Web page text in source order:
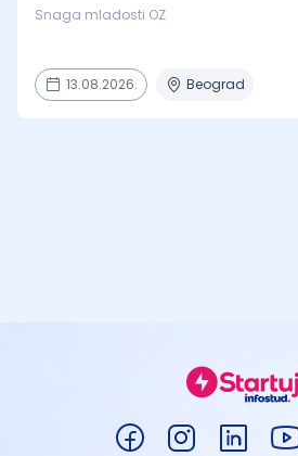
Snaga mladosti OZ
13.08.2026. Beograd